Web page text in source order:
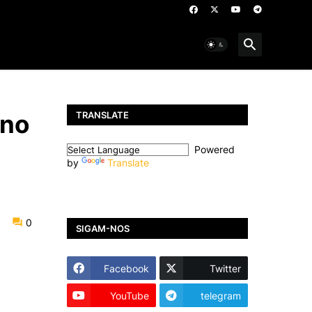
0
TRANSLATE
Powered
by
Translate
SIGAM-NOS
Facebook Twitter
YouTube telegram